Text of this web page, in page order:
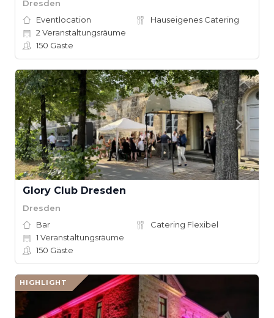
Dresden
Eventlocation
Hauseigenes Catering
2 Veranstaltungsräume
150 Gäste
Glory Club Dresden
Dresden
Bar
Catering Flexibel
1 Veranstaltungsräume
150 Gäste
HIGHLIGHT